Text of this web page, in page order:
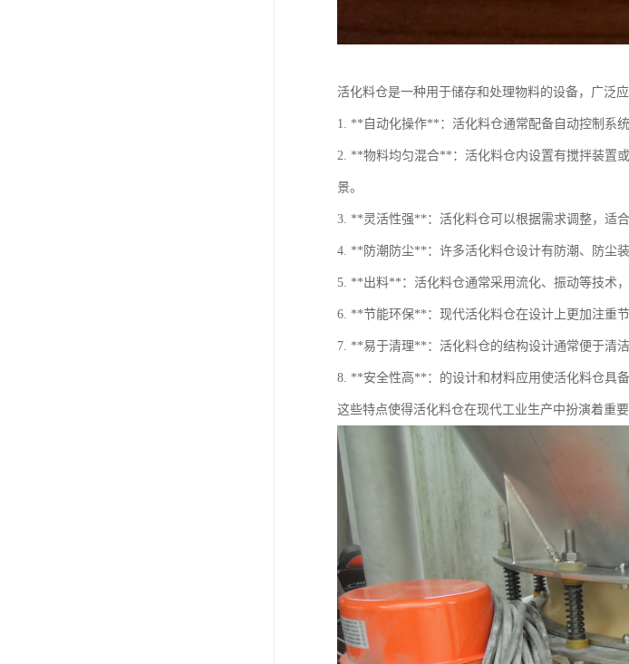
活化料仓是一种用于储存和处理物料的设备，广泛
1. **自动化操作**：活化料仓通常配备自动控制系
2. **物料均匀混合**：活化料仓内设置有搅拌装置
景。
3. **灵活性强**：活化料仓可以根据需求调整，适
4. **防潮防尘**：许多活化料仓设计有防潮、防尘
5. **出料**：活化料仓通常采用流化、振动等技术
6. **节能环保**：现代活化料仓在设计上更加注重
7. **易于清理**：活化料仓的结构设计通常便于清
8. **安全性高**：的设计和材料应用使活化料仓具
这些特点使得活化料仓在现代工业生产中扮演着重